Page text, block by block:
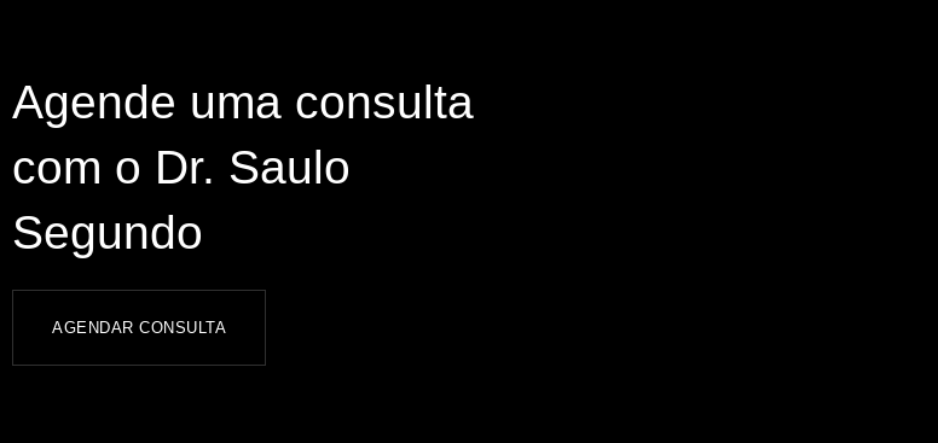
Agende uma consulta
com o Dr. Saulo
Segundo
AGENDAR CONSULTA